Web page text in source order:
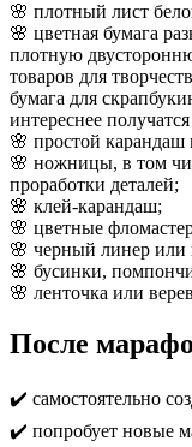
🌸 плотный лист
🌸 цветная бумага
плотную
товаров для
бумага для
интереснее
🌸 простой карандаш
🌸 ножницы, в том
проработки деталей;
🌸 клей-карандаш;
🌸 цветные
🌸 черный линер или
🌸 бусинки,
🌸 ленточка или
После
✔️ самостоятельно
✔️ попробует новые